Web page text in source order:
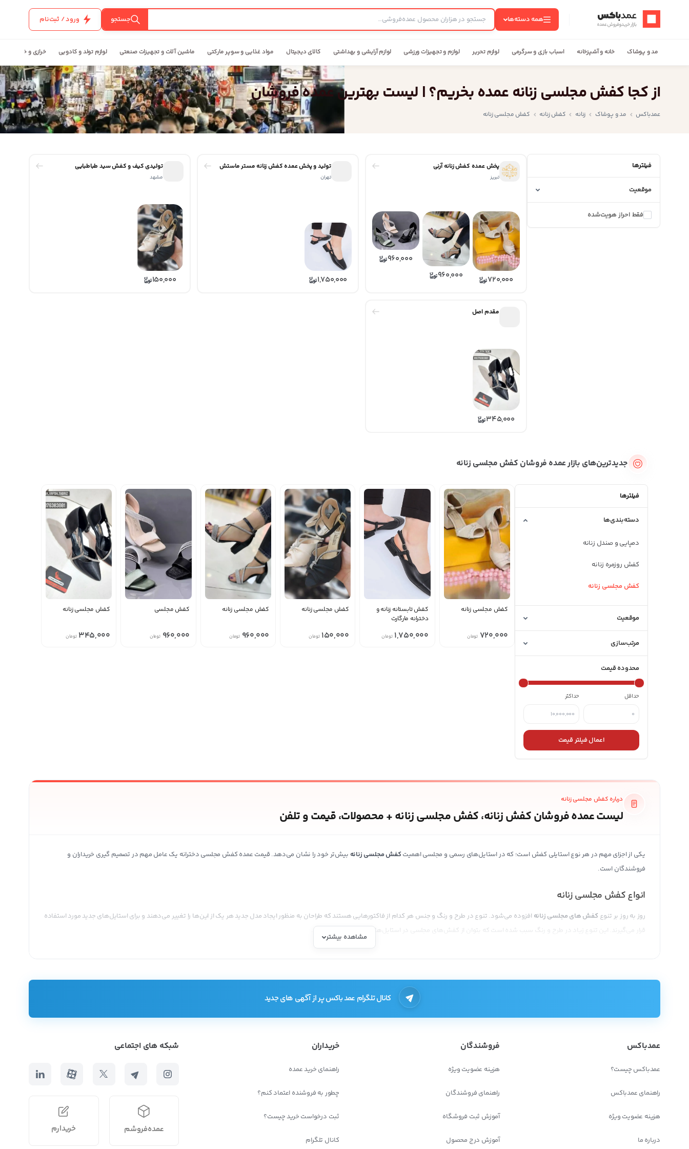
عمدباکس — بازگشت به صفحه اصلی همه دسته‌ها جستجو ورود / ثبت‌نام
مد و پوشاک خانه و آشپزخانه اسباب بازی و سرگرمی لوازم تحریر لوازم و تجهیزات ورزشی لوازم آرایشی و بهداشتی کالای دیجیتال مواد غذایی و سوپر مارکتی ماشین آلات و تجهیزات صنعتی لوازم تولد و کادویی خرازی و خیاطی
از کجا کفش مجلسی زنانه عمده بخریم؟ | لیست بهترین عمده فروشان
عمدباکس مد و پوشاک زنانه کفش زنانه کفش مجلسی زنانه
فیلترها
موقعیت
فقط احراز هویت‌شده
پخش عمده کفش زنانه آرنی
تبریز
720,000
960,000
960,000
تولید و پخش عمده کفش زنانه مستر ماستش
تهران
1,750,000
تولیدی کیف و کفش سید طباطبایی
مشهد
150,000
مقدم اصل
345,000
جدیدترین‌های بازار عمده فروشان کفش مجلسی زنانه
فیلترها
دسته‌بندی‌ها
دمپایی و صندل زنانه
کفش روزمره زنانه
کفش مجلسی زنانه
موقعیت
مرتب‌سازی
محدوده قیمت
حداقل حداکثر
اعمال فیلتر قیمت
کفش مجلسی زنانه
720,000 تومان
کفش تابستانه زنانه و
دخترانه مارگارت
1,750,000 تومان
کفش مجلسی زنانه
150,000 تومان
کفش مجلسی زنانه
960,000 تومان
کفش مجلسی
960,000 تومان
کفش مجلسی زنانه
345,000 تومان
درباره کفش مجلسی زنانه
لیست عمده فروشان کفش زنانه، کفش مجلسی زنانه + محصولات، قیمت و تلفن
یکی از اجزای مهم در هر نوع استایلی کفش است؛ که در استایل‌های رسمی و مجلسی اهمیتکفش مجلسی زنانه بیش‌تر خود را نشان می‌دهد. قیمت عمده کفش مجلسی دخترانه یک عامل مهم در تصمیم گیری خریداران و
فروشندگان است.
انواع کفش مجلسی زنانه
روز به روز بر تنوع کفش های مجلسی زنانه افزوده می‌شود. تنوع در طرح و رنگ و جنس هر کدام از فاکتور‌هایی هستند که طراحان به منظور ایجاد مدل جدید هر یک از این‌ها را تغییر می‌دهند و برای استایل‌های جدید مورد استفاده
قرار می‌گیرند. این تنوع زیاد در طرح و رنگ سبب شده است که بتوان از کفش‌های مجلسی در استایل‌های مختلفی استفاده کرد.
کفش استیلو (The Stiletto)
کفش پامپ کلاسیک (Pump)
کفش پاشنه کوبایی (Cuban Heels)
کفش پاشنه ویرگولی (Comma Heels)
کفش‌های فانتزی (Decorative Heels)
مشاهده بیشتر
کانال تلگرام عمد باکس پر از آگهی های جدید
عمدباکس
عمدباکس چیست؟
راهنمای عمدباکس
هزینه عضویت ویژه
درباره ما
فروشندگان
هزینه عضویت ویژه
راهنمای فروشندگان
آموزش ثبت فروشگاه
آموزش درج محصول
خریداران
راهنمای خرید عمده
چطور به فروشنده اعتماد کنم؟
ثبت درخواست خرید چیست؟
کانال تلگرام
شبکه های اجتماعی
عمده‌فروشم خریدارم